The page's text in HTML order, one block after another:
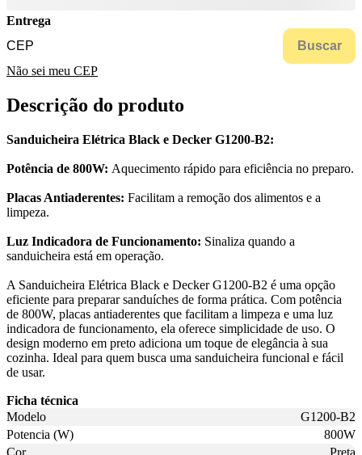
Entrega
Buscar
Não sei meu CEP
Descrição do produto
Sanduicheira Elétrica Black e Decker G1200-B2:
Potência de 800W: Aquecimento rápido para eficiência no preparo.
Placas Antiaderentes: Facilitam a remoção dos alimentos e a
limpeza.
Luz Indicadora de Funcionamento: Sinaliza quando a
sanduicheira está em operação.
A Sanduicheira Elétrica Black e Decker G1200-B2 é uma opção
eficiente para preparar sanduíches de forma prática. Com potência
de 800W, placas antiaderentes que facilitam a limpeza e uma luz
indicadora de funcionamento, ela oferece simplicidade de uso. O
design moderno em preto adiciona um toque de elegância à sua
cozinha. Ideal para quem busca uma sanduicheira funcional e fácil
de usar.
Ficha técnica
Modelo
G1200-B2
Potencia (W)
800W